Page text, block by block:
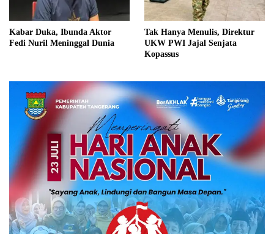
Kabar Duka, Ibunda Aktor
Fedi Nuril Meninggal Dunia
Tak Hanya Menulis, Direktur
UKW PWI Jajal Senjata
Kopassus